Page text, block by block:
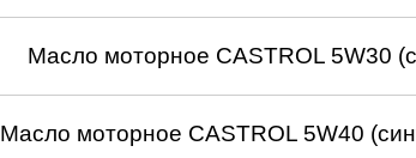
Масло моторное CASTROL 5W30
Масло моторное CASTROL 5W40